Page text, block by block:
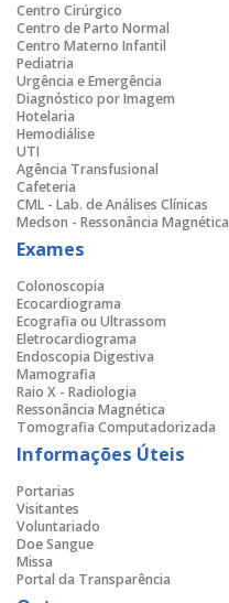
Centro Cirúrgico
Centro de Parto Normal
Centro Materno Infantil
Pediatria
Urgência e Emergência
Diagnóstico por Imagem
Hotelaria
Hemodiálise
UTI
Agência Transfusional
Cafeteria
CML - Lab. de Análises Clínicas
Medson - Ressonância Magnética
Exames
Colonoscopia
Ecocardiograma
Ecografia ou Ultrassom
Eletrocardiograma
Endoscopia Digestiva
Mamografia
Raio X - Radiologia
Ressonância Magnética
Tomografia Computadorizada
Informações Úteis
Portarias
Visitantes
Voluntariado
Doe Sangue
Missa
Portal da Transparência